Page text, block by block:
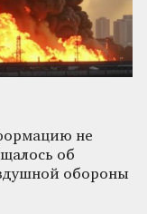
не
об
обороны